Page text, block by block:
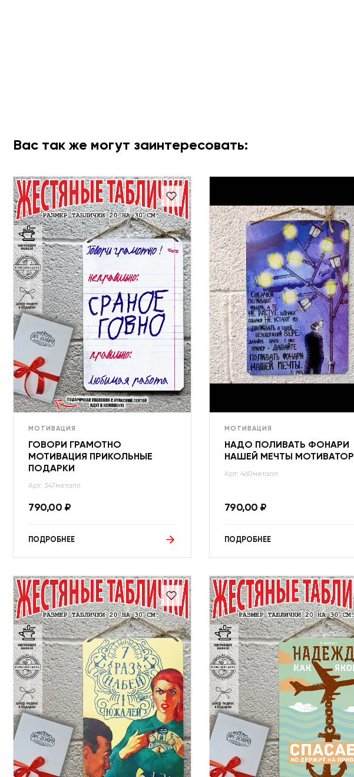
Вас так же могут заинтересовать:
МОТИВАЦИЯ
ГОВОРИ ГРАМОТНО
МОТИВАЦИЯ ПРИКОЛЬНЫЕ
ПОДАРКИ
Арт: 347металл
790,00 ₽
ПОДРОБНЕЕ
МОТИВАЦИЯ
НАДО ПОЛИВАТЬ ФОНАРИ
НАШЕЙ МЕЧТЫ МОТИВАТОР
Арт: 460металл
790,00 ₽
ПОДРОБНЕЕ